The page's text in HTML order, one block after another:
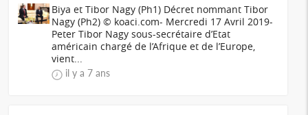
Biya et Tibor Nagy (Ph1) Décret nommant Tibor
Nagy (Ph2) © koaci.com- Mercredi 17 Avril 2019-
Peter Tibor Nagy sous-secrétaire d’Etat
américain chargé de l’Afrique et de l’Europe,
vient...
il y a 7 ans